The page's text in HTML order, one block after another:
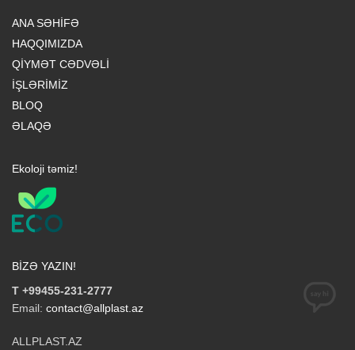
ANA SƏHİFƏ
HAQQIMIZDA
QİYMƏT CƏDVƏLİ
İŞLƏRİMİZ
BLOQ
ƏLAQƏ
Ekoloji təmiz!
BİZƏ YAZIN!
T +99455-231-2777
Email: contact@allplast.az
ALLPLAST.AZ